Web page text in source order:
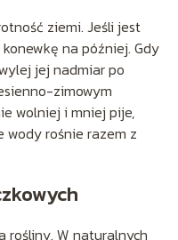
ziemi. Jeśli jest
na później. Gdy
jej nadmiar po
zimowym
wolniej i mniej pije,
rośnie razem z
rośliny. W naturalnych